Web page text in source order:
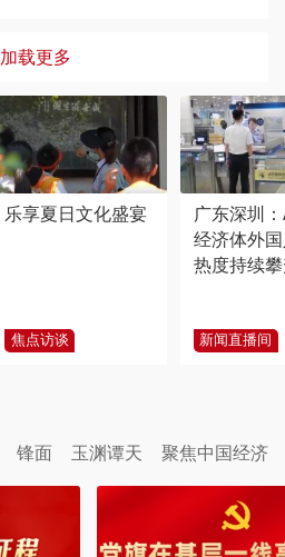
加载更多
乐享夏日文化盛宴
焦点访谈
广东深圳
经济体外
热度持续
新闻直播间
锋面 玉渊谭天 聚焦中国经济